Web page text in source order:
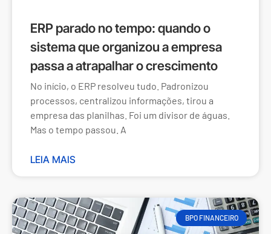
ERP parado no tempo: quando o
sistema que organizou a empresa
passa a atrapalhar o crescimento
No início, o ERP resolveu tudo. Padronizou
processos, centralizou informações, tirou a
empresa das planilhas. Foi um divisor de águas.
Mas o tempo passou. A
LEIA MAIS
BPO FINANCEIRO